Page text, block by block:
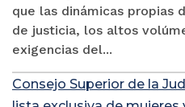
que las dinámicas propias
de justicia, los altos
exigencias del...
Consejo Superior de la